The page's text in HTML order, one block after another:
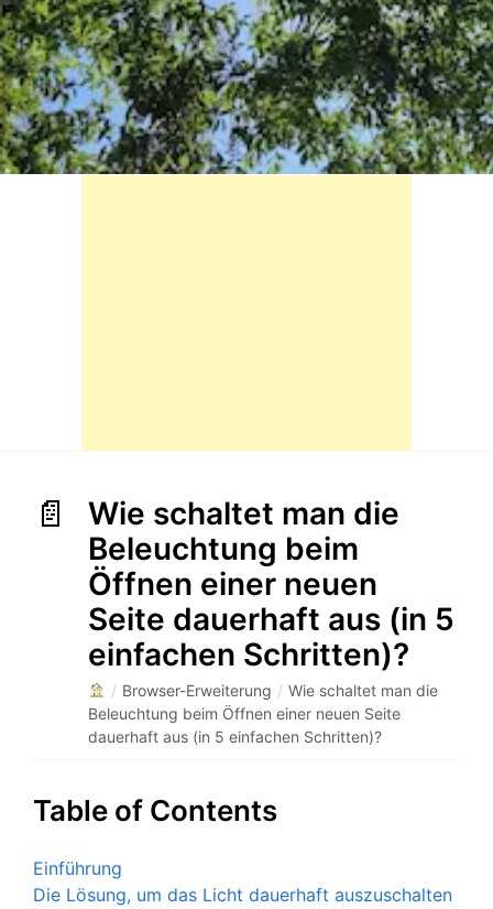
Wie schaltet man die
Beleuchtung beim
Öffnen einer neuen
Seite dauerhaft aus (in 5
einfachen Schritten)?
/ Browser-Erweiterung / Wie schaltet man die
Beleuchtung beim Öffnen einer neuen Seite
dauerhaft aus (in 5 einfachen Schritten)?
Table of Contents
Einführung
Die Lösung, um das Licht dauerhaft auszuschalten